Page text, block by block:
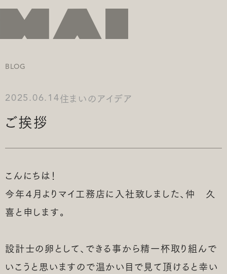
土地探しのご相談はこちら
BLOG
2025.06.14住まいのアイデア
ご挨拶
こんにちは！
今年４月よりマイ工務店に入社致しました、仲 久
喜と申します。
設計士の卵として、できる事から精一杯取り組んで
いこうと思いますので温かい目で見て頂けると幸い